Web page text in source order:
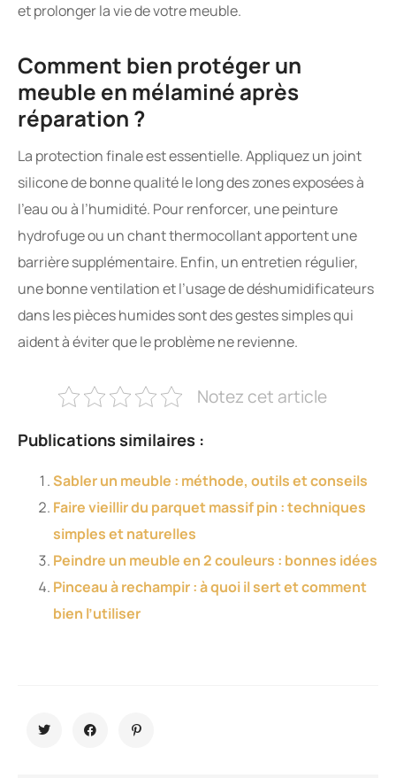
et prolonger la vie de votre meuble.
Comment bien protéger un
meuble en mélaminé après
réparation ?
La protection finale est essentielle. Appliquez un joint
silicone de bonne qualité le long des zones exposées à
l’eau ou à l’humidité. Pour renforcer, une peinture
hydrofuge ou un chant thermocollant apportent une
barrière supplémentaire. Enfin, un entretien régulier,
une bonne ventilation et l’usage de déshumidificateurs
dans les pièces humides sont des gestes simples qui
aident à éviter que le problème ne revienne.
Notez cet article
Publications similaires :
Sabler un meuble : méthode, outils et conseils
Faire vieillir du parquet massif pin : techniques
simples et naturelles
Peindre un meuble en 2 couleurs : bonnes idées
Pinceau à rechampir : à quoi il sert et comment
bien l’utiliser